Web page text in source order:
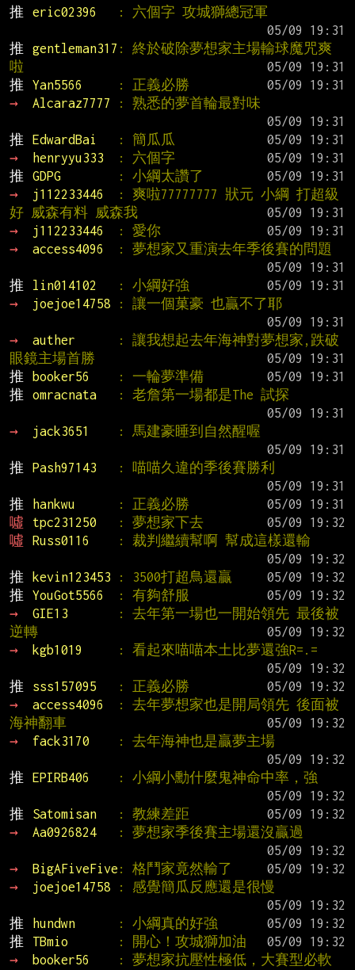
推
eric02396
: 六個字 攻城獅總冠軍
推
gentleman317 : 終於破除夢想家主場輸球魔咒爽
啦
推
Yan5566 : 正義必勝
→
Alcaraz7777
: 熟悉的夢首輪最對味
推
EdwardBai : 簡瓜瓜
→
henryyu333 : 六個字
推
GDPG : 小綱太讚了
→
j112233446
: 爽啦77777777 狀元 小綱 打超級
好 威森有料 威森我
→
j112233446 : 愛你
→
access4096
: 夢想家又重演去年季後賽的問題
推
lin014102 : 小綱好強
→
joejoe14758
: 讓一個菓豪 也贏不了耶
→
auther
: 讓我想起去年海神對夢想家,跌破
眼鏡主場首勝
推
booker56 : 一輪夢準備
推
omracnata
: 老詹第一場都是The 試探
→
jack3651
: 馬建豪睡到自然醒喔
推
Pash97143
: 喵喵久違的季後賽勝利
推
hankwu : 正義必勝
噓
tpc231250 : 夢想家下去
噓
Russ0116
: 裁判繼續幫啊 幫成這樣還輸
推
kevin123453 : 3500打超鳥還贏
推
YouGot5566 : 有夠舒服
→
GIE13
: 去年第一場也一開始領先 最後被
逆轉
→
kgb1019
: 看起來喵喵本土比夢還強R=.=
推
sss157095 : 正義必勝
→
access4096
: 去年夢想家也是開局領先 後面被
海神翻車
→
fack3170
: 去年海神也是贏夢主場
推
EPIRB406
: 小綱小勳什麼鬼神命中率，強
推
Satomisan : 教練差距
→
Aa0926824
: 夢想家季後賽主場還沒贏過
→
BigAFiveFive : 格鬥家竟然輸了
→
joejoe14758
: 感覺簡瓜反應還是很慢
推
hundwn : 小綱真的好強
推
TBmio : 開心！攻城獅加油
→
booker56
: 夢想家抗壓性極低，大賽型必軟